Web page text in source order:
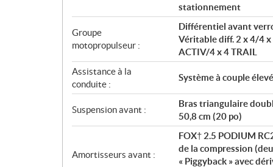
n
s
stationnement
Groupe
motopropulseur :
Différentiel avant
Véritable diff. 2 x 4/4
ACTIV/4 x 4 TRAIL
Assistance à la
conduite :
Système à couple
Suspension avant :
Bras triangulaire
50,8 cm (20 po)
Amortisseurs avant :
FOX† 2.5 PODIUM
de la compression
« Piggyback » avec